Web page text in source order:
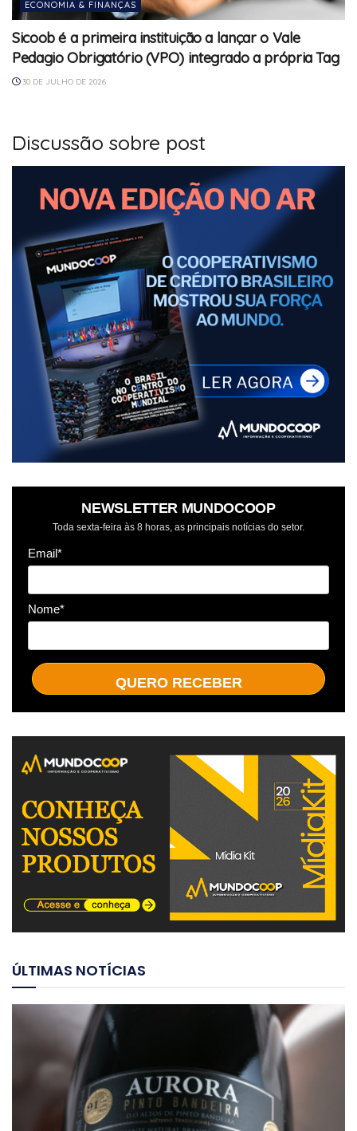
ECONOMIA & FINANÇAS
Sicoob é a primeira instituição a lançar o Vale
Pedagio Obrigatório (VPO) integrado a própria Tag
30 DE JULHO DE 2026
Discussão sobre post
NEWSLETTER MUNDOCOOP
Toda sexta-feira às 8 horas, as principais notícias do setor.
Email*
Nome*
QUERO RECEBER
ÚLTIMAS NOTÍCIAS